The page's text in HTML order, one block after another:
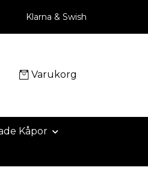
Klarna & Swish
Varukorg
Kåpor